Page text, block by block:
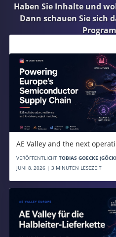
Haben Sie Inhalte und
Dann schauen Sie sich
AE Valley and the next
VERÖFFENTLICHT TOBIAS GOECKE
JUNI 8, 2026 | 3 MINUTEN LESEZEIT